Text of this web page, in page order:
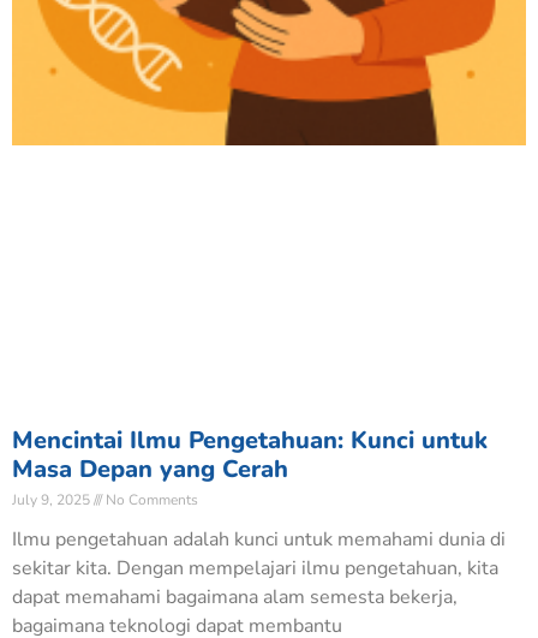
Mencintai Ilmu Pengetahuan: Kunci untuk
Masa Depan yang Cerah
July 9, 2025 No Comments
Ilmu pengetahuan adalah kunci untuk memahami dunia di
sekitar kita. Dengan mempelajari ilmu pengetahuan, kita
dapat memahami bagaimana alam semesta bekerja,
bagaimana teknologi dapat membantu